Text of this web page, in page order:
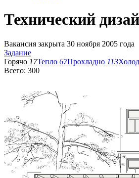
Технический
Вакансия закрыта 30 ноября 2005 года
Задание
Горячо 17Тепло 67Прохладно 113
Всего: 300